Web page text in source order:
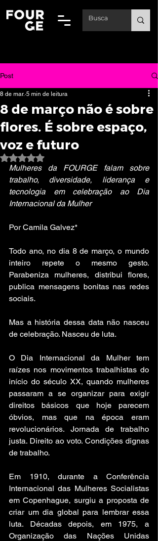
Post
8 de março não é sobre
flores. É sobre espaço,
voz e futuro
8 de mar. 5 min de leitura
Avaliado com NaN de 5 estrelas.
Mulheres da FOURGE falam sobre
trabalho, diversidade, liderança e
tecnologia em celebração ao Dia
Internacional da Mulher
Por Camila Galvez*
Todo ano, no dia 8 de março, o mundo
inteiro repete o mesmo gesto.
Parabeniza mulheres, distribui flores,
publica mensagens bonitas nas redes
sociais.
Mas a história dessa data não nasceu
de celebração. Nasceu de luta.
O Dia Internacional da Mulher tem
raízes nos movimentos trabalhistas do
início do século XX, quando mulheres
passaram a se organizar para exigir
direitos básicos que hoje parecem
óbvios, mas que na época eram
revolucionários. Jornada de trabalho
justa. Direito ao voto. Condições dignas
de trabalho.
Em 1910, durante a Conferência
Internacional das Mulheres Socialistas
em Copenhague, surgiu a proposta de
criar um dia global para lembrar essa
luta. Décadas depois, em 1975, a
Organização das Nações Unidas